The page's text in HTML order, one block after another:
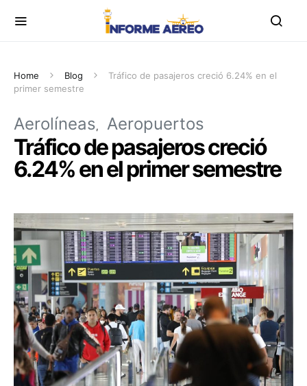
Home Blog
Tráfico de pasajeros creció 6.24% en el
primer semestre
Aerolíneas Aeropuertos
Tráfico de pasajeros creció
6.24% en el primer semestre